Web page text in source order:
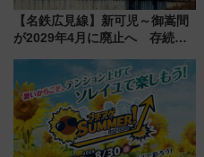
【名鉄広見線】新可児～御嵩間
が2029年4月に廃止へ 存続協